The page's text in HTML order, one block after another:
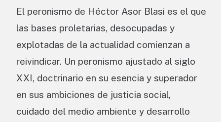
El peronismo de Héctor Asor Blasi es el que
las bases proletarias, desocupadas y
explotadas de la actualidad comienzan a
reivindicar. Un peronismo ajustado al siglo
XXI, doctrinario en su esencia y superador
en sus ambiciones de justicia social,
cuidado del medio ambiente y desarrollo